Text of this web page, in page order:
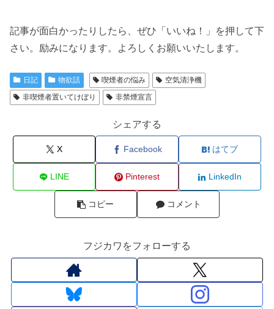
記事が面白かったりしたら、ぜひ「いいね！」を押して下
さい。励みになります。よろしくお願いいたします。
日記 物欲話 喫煙者の悩み
空気清浄機
非喫煙者置いてけぼり
非禁煙宣言
シェアする
X Facebook はてブ
LINE Pinterest LinkedIn
コピー コメント
フジカワをフォローする